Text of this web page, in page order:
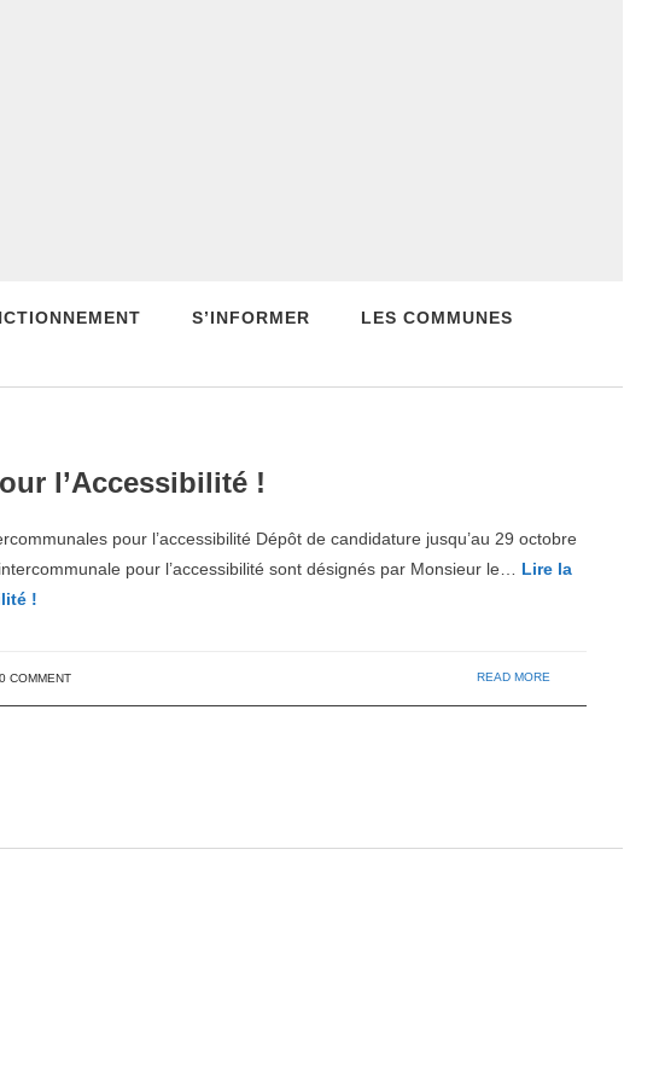
S’INFORMER
LES COMMUNES
l’Accessibilité !
pour l’accessibilité Dépôt de candidature jusqu’au 29 octobre
pour l’accessibilité sont désignés par Monsieur le… Lire la
!
0 COMMENT READ MORE